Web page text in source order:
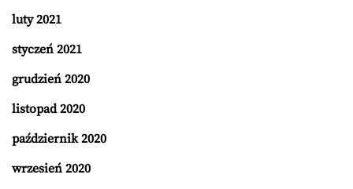
luty 2021
styczeń 2021
grudzień 2020
listopad 2020
październik 2020
wrzesień 2020